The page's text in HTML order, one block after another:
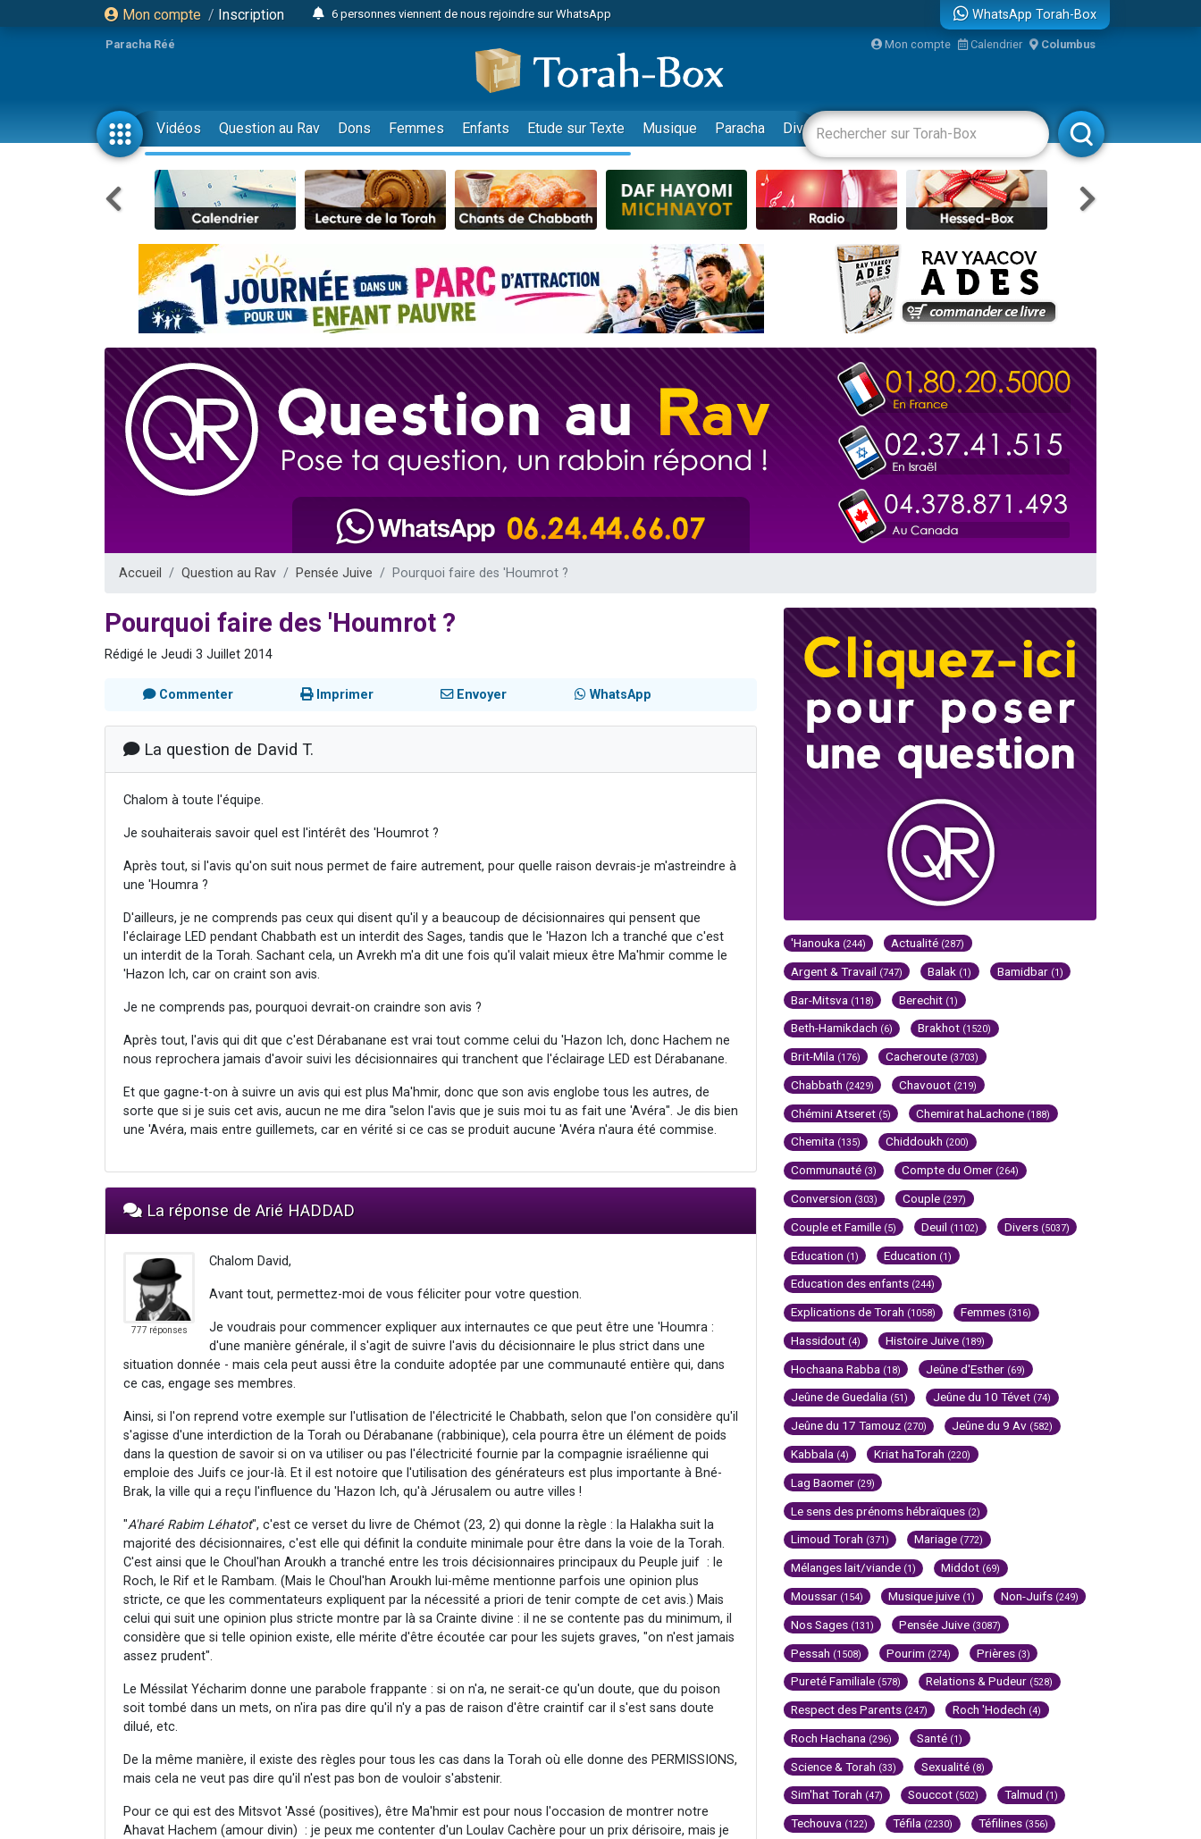
Mon compte / Inscription
6 personnes viennent de nous rejoindre sur WhatsApp
2 personnes viennent de faire un don pour 1 Journée de Vacances Pour les Enfants
17 personnes viennent de demander une bénédiction
4 personnes viennent de nous rejoindre sur WhatsApp
Il reste 49 places pour étudier en groupe sur Zoom
23 personnes viennent de faire un don pour Diane, 80 ans, dans un appartement insalubre
Eva vient de donner son Maasser
4 personnes viennent de nous rejoindre sur WhatsApp
3 personnes viennent de faire un don pour 5 jours de vacances aux Orphelins
Odaya vient de donner son Maasser
13 personnes viennent de demander une bénédiction
2 personnes viennent de nous rejoindre sur WhatsApp
30 personnes viennent de faire un don pour Sauvez la jambe de Yohan
Il reste 49 places pour étudier en groupe sur Zoom
3 personnes viennent de nous rejoindre sur WhatsApp
2 personnes viennent de nous rejoindre sur WhatsApp
2 personnes viennent de nous rejoindre sur WhatsApp
WhatsApp Torah-Box
Paracha Réé Mon compte Calendrier Columbus
Vidéos Question au Rav Dons Femmes Enfants Etude sur Texte Musique Paracha Divertissements Livres Rabbanim
Accueil Question au Rav Pensée Juive Pourquoi faire des 'Houmrot ?
Pourquoi faire des 'Houmrot ?
Rédigé le Jeudi 3 Juillet 2014
Commenter Imprimer Envoyer WhatsApp
La question de David T.
Chalom à toute l'équipe.
Je souhaiterais savoir quel est l'intérêt des 'Houmrot ?
Après tout, si l'avis qu'on suit nous permet de faire autrement, pour quelle raison devrais-je m'astreindre à
une 'Houmra ?
D'ailleurs, je ne comprends pas ceux qui disent qu'il y a beaucoup de décisionnaires qui pensent que
l'éclairage LED pendant Chabbath est un interdit des Sages, tandis que le 'Hazon Ich a tranché que c'est
un interdit de la Torah. Sachant cela, un Avrekh m'a dit une fois qu'il valait mieux être Ma'hmir comme le
'Hazon Ich, car on craint son avis.
Je ne comprends pas, pourquoi devrait-on craindre son avis ?
Après tout, l'avis qui dit que c'est Dérabanane est vrai tout comme celui du 'Hazon Ich, donc Hachem ne
nous reprochera jamais d'avoir suivi les décisionnaires qui tranchent que l'éclairage LED est Dérabanane.
Et que gagne-t-on à suivre un avis qui est plus Ma'hmir, donc que son avis englobe tous les autres, de
sorte que si je suis cet avis, aucun ne me dira "selon l'avis que je suis moi tu as fait une 'Avéra". Je dis bien
une 'Avéra, mais entre guillemets, car en vérité si ce cas se produit aucune 'Avéra n'aura été commise.
La réponse de Arié HADDAD
777 réponses
Chalom David,
Avant tout, permettez-moi de vous féliciter pour votre question.
Je voudrais pour commencer expliquer aux internautes ce que peut être une 'Houmra :
d'une manière générale, il s'agit de suivre l'avis du décisionnaire le plus strict dans une
situation donnée - mais cela peut aussi être la conduite adoptée par une communauté entière qui, dans
ce cas, engage ses membres.
Ainsi, si l'on reprend votre exemple sur l'utlisation de l'électricité le Chabbath, selon que l'on considère qu'il
s'agisse d'une interdiction de la Torah ou Dérabanane (rabbinique), cela pourra être un élément de poids
dans la question de savoir si on va utiliser ou pas l'électricité fournie par la compagnie israélienne qui
emploie des Juifs ce jour-là. Et il est notoire que l'utilisation des générateurs est plus importante à Bné-
Brak, la ville qui a reçu l'influence du 'Hazon Ich, qu'à Jérusalem ou autre villes !
"A'haré Rabim Léhatot", c'est ce verset du livre de Chémot (23, 2) qui donne la règle : la Halakha suit la
majorité des décisionnaires, c'est elle qui définit la conduite minimale pour être dans la voie de la Torah.
C'est ainsi que le Choul'han Aroukh a tranché entre les trois décisionnaires principaux du Peuple juif : le
Roch, le Rif et le Rambam. (Mais le Choul'han Aroukh lui-même mentionne parfois une opinion plus
stricte, ce que les commentateurs expliquent par la nécessité a priori de tenir compte de cet avis.) Mais
celui qui suit une opinion plus stricte montre par là sa Crainte divine : il ne se contente pas du minimum, il
considère que si telle opinion existe, elle mérite d'être écoutée car pour les sujets graves, "on n'est jamais
assez prudent".
Le Méssilat Yécharim donne une parabole frappante : si on n'a, ne serait-ce qu'un doute, que du poison
soit tombé dans un mets, on n'ira pas dire qu'il n'y a pas de raison d'être craintif car il s'est sans doute
dilué, etc.
De la même manière, il existe des règles pour tous les cas dans la Torah où elle donne des PERMISSIONS,
mais cela ne veut pas dire qu'il n'est pas bon de vouloir s'abstenir.
Pour ce qui est des Mitsvot 'Assé (positives), être Ma'hmir est pour nous l'occasion de montrer notre
Ahavat Hachem (amour divin) : je peux me contenter d'un Loulav Cachère pour un prix dérisoire, mais je
'Hanouka (244) Actualité (287)
Argent & Travail (747) Balak (1) Bamidbar (1)
Bar-Mitsva (118) Berechit (1)
Beth-Hamikdach (6) Brakhot (1520)
Brit-Mila (176) Cacheroute (3703)
Chabbath (2429) Chavouot (219)
Chémini Atseret (5) Chemirat haLachone (188)
Chemita (135) Chiddoukh (200)
Communauté (3) Compte du Omer (264)
Conversion (303) Couple (297)
Couple et Famille (5) Deuil (1102) Divers (5037)
Education (1) Education (1)
Education des enfants (244)
Explications de Torah (1058) Femmes (316)
Hassidout (4) Histoire Juive (189)
Hochaana Rabba (18) Jeûne d'Esther (69)
Jeûne de Guedalia (51) Jeûne du 10 Tévet (74)
Jeûne du 17 Tamouz (270) Jeûne du 9 Av (582)
Kabbala (4) Kriat haTorah (220)
Lag Baomer (29)
Le sens des prénoms hébraïques (2)
Limoud Torah (371) Mariage (772)
Mélanges lait/viande (1) Middot (69)
Moussar (154) Musique juive (1) Non-Juifs (249)
Nos Sages (131) Pensée Juive (3087)
Pessah (1508) Pourim (274) Prières (3)
Pureté Familiale (578) Relations & Pudeur (528)
Respect des Parents (247) Roch 'Hodech (4)
Roch Hachana (296) Santé (1)
Science & Torah (33) Sexualité (8)
Sim'hat Torah (47) Souccot (502) Talmud (1)
Techouva (122) Téfila (2230) Téfilines (356)